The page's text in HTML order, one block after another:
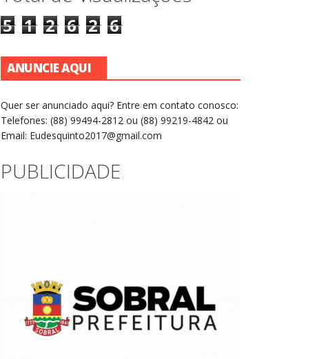
5 1 2 6 2 6
ANUNCIE AQUI
Quer ser anunciado aqui? Entre em contato conosco:
Telefones: (88) 99494-2812 ou (88) 99219-4842 ou
Email: Eudesquinto2017@gmail.com
PUBLICIDADE